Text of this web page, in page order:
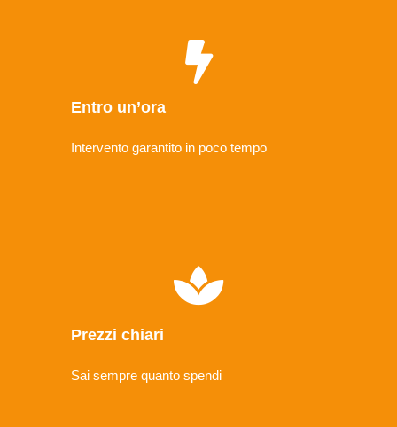
Entro un’ora
Intervento garantito in poco tempo
Prezzi chiari
Sai sempre quanto spendi